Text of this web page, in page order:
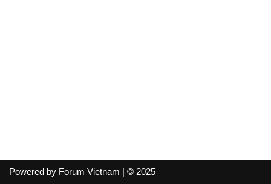
Powered by Forum Vietnam | © 2025